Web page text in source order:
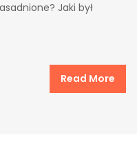
Jaki był
Read More